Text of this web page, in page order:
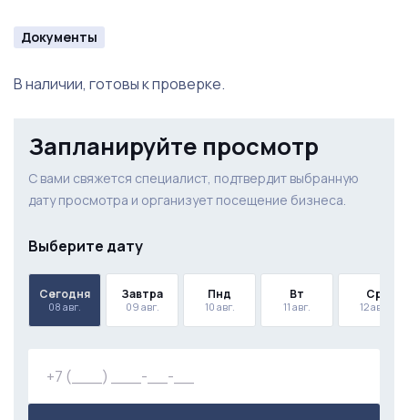
Документы
В наличии, готовы к проверке.
Запланируйте просмотр
С вами свяжется специалист, подтвердит выбранную
дату просмотра и организует посещение бизнеса.
Выберите дату
Сегодня
08 авг.
Завтра
09 авг.
Пнд
10 авг.
Вт
11 авг.
Ср
12 авг.